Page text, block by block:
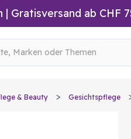
| Gratisversand ab CHF
& Beauty Gesichtspflege